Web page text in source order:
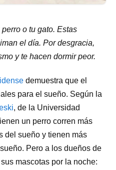
o tu gato. Estas
el día. Por desgracia,
y te hacen dormir peor.
demuestra que el
para el sueño. Según la
, de la Universidad
un perro corren más
del sueño y tienen más
Pero a los dueños de
mascotas por la noche: